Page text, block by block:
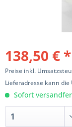
138,50 € *
Preise inkl.
Lieferadresse kann
Sofort